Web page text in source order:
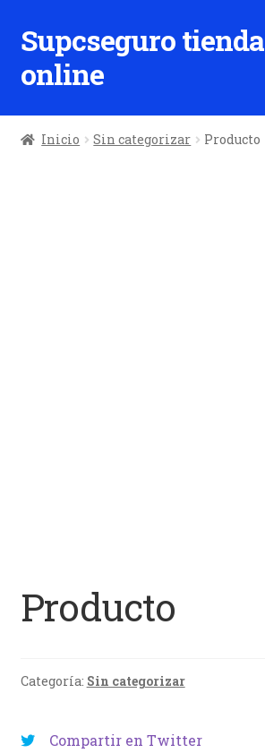
Ir
a
la
Ir
al
contenido
Supcseguro tienda
online
Inicio Sin categorizar Producto
Producto
Categoría: Sin categorizar
Compartir en Twitter